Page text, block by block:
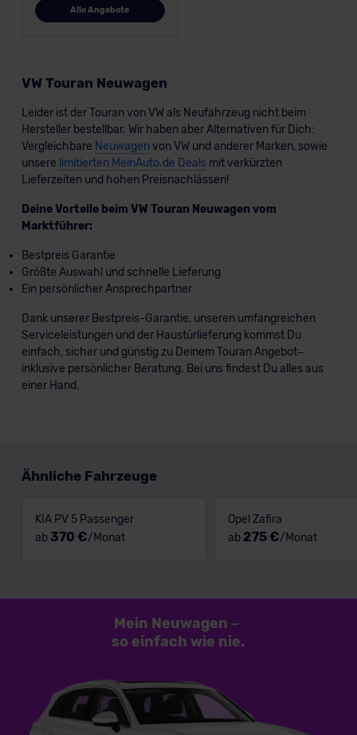
Alle Angebote
VW Touran Neuwagen
Leider ist der Touran von VW als Neufahrzeug nicht beim
Hersteller bestellbar. Wir haben aber Alternativen für Dich:
Vergleichbare Neuwagenvon VW und anderer Marken, sowie
unsere limitierten MeinAuto.de Dealsmit verkürzten
Lieferzeiten und hohen Preisnachlässen!
Deine Vorteile beim VW Touran Neuwagen vom
Marktführer:
Bestpreis Garantie
Größte Auswahl und schnelle Lieferung
Ein persönlicher Ansprechpartner
Dank unserer Bestpreis-Garantie, unseren umfangreichen
Serviceleistungen und der Haustürlieferung kommst Du
einfach, sicher und günstig zu Deinem Touran Angebot–
inklusive persönlicher Beratung. Bei uns findest Du alles aus
einer Hand.
Ähnliche Fahrzeuge
KIA PV 5 Passenger
ab 370 €/Monat
Opel Zafira
ab 275 €/Monat
Mein Neuwagen –
so einfach wie nie.